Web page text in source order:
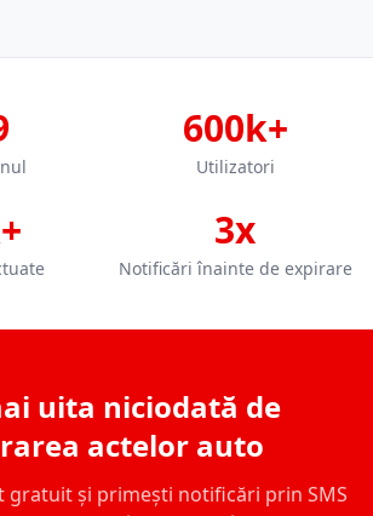
600k+
Utilizatori
3x
Notificări înainte de expirare
uita niciodată de
actelor auto
gratuit și primești notificări prin SMS